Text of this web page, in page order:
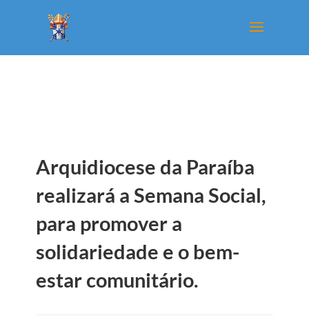
Arquidiocese da Paraíba
realizará a Semana Social,
para promover a
solidariedade e o bem-
estar comunitário.